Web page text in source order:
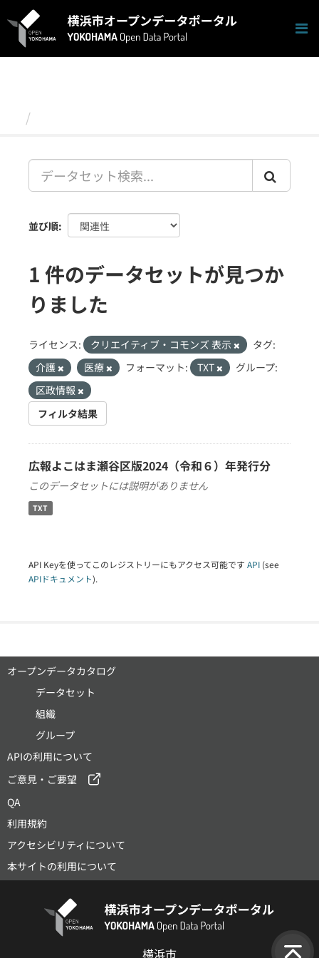
キ
並び順
1 件のデータセットが見つか
りました
ライセンス: クリエイティブ・コモンズ 表示
タグ:
介護
医療 フォーマット: TXT
グループ:
区政情報
フィルタ結果
広報よこはま瀬谷区版2024（令和６）年発行分
このデータセットには説明がありません
TXT
API Keyを使ってこのレジストリーにもアクセス可能です API (see
APIドキュメント).
オープンデータカタログ
データセット
組織
グループ
APIの利用について
ご意見・ご要望
QA
利用規約
アクセシビリティについて
本サイトの利用について
横浜市